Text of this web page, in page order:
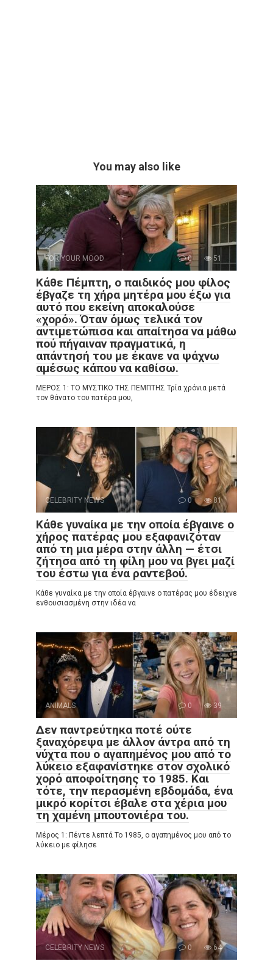
You may also like
FOR YOUR MOOD 0 51
Κάθε Πέμπτη, ο παιδικός μου φίλος
έβγαζε τη χήρα μητέρα μου έξω για
αυτό που εκείνη αποκαλούσε
«χορό». Όταν όμως τελικά τον
αντιμετώπισα και απαίτησα να μάθω
πού πήγαιναν πραγματικά, η
απάντησή του με έκανε να ψάχνω
αμέσως κάπου να καθίσω.
ΜΕΡΟΣ 1: ΤΟ ΜΥΣΤΙΚΟ ΤΗΣ ΠΕΜΠΤΗΣ Τρία χρόνια μετά
τον θάνατο του πατέρα μου,
CELEBRITY NEWS 0 81
Κάθε γυναίκα με την οποία έβγαινε ο
χήρος πατέρας μου εξαφανιζόταν
από τη μια μέρα στην άλλη — έτσι
ζήτησα από τη φίλη μου να βγει μαζί
του έστω για ένα ραντεβού.
Κάθε γυναίκα με την οποία έβγαινε ο πατέρας μου έδειχνε
ενθουσιασμένη στην ιδέα να
ANIMALS 0 39
Δεν παντρεύτηκα ποτέ ούτε
ξαναχόρεψα με άλλον άντρα από τη
νύχτα που ο αγαπημένος μου από το
λύκειο εξαφανίστηκε στον σχολικό
χορό αποφοίτησης το 1985. Και
τότε, την περασμένη εβδομάδα, ένα
μικρό κορίτσι έβαλε στα χέρια μου
τη χαμένη μπουτονιέρα του.
Μέρος 1: Πέντε λεπτά Το 1985, ο αγαπημένος μου από το
λύκειο με φίλησε
CELEBRITY NEWS 0 64